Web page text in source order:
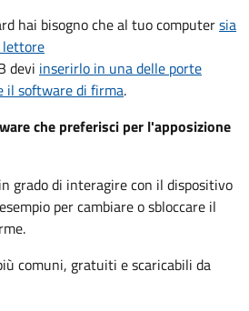
hai bisogno che al tuo computersia
lettore
devi inserirlo in una delle porte
il software di firma.
che preferisci per l'apposizione
grado di interagire con il dispositivo
per cambiare o sbloccare il
comuni, gratuiti e scaricabili da